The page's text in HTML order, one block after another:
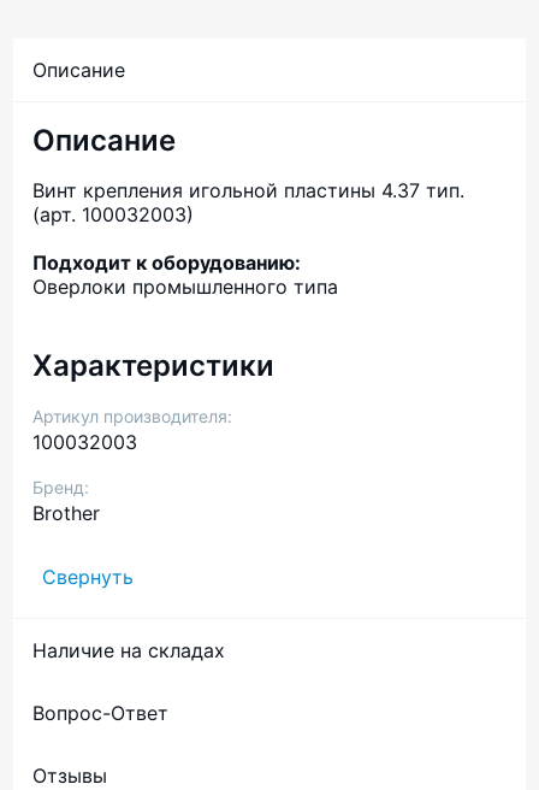
Описание
Описание
Винт крепления игольной пластины 4.37 тип.
(арт. 100032003)
Подходит к оборудованию:
Оверлоки промышленного типа
Характеристики
Артикул производителя:
100032003
Бренд:
Brother
Свернуть
Наличие на складах
Вопрос-Ответ
Отзывы